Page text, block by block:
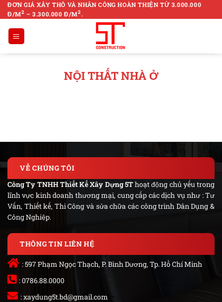
Skip
to
content
ĐƠN GIÁ XÂY THÔ VÀ NHÂN CÔNG HOÀN THIỆN TỪ 3.000.000
Đ/M2 – 3.300.000 Đ/M2.
NỘI THẤT NHÀ Ở
VỀ CHÚNG TÔI
Công Ty TNHH Thiết Kế Xây Dựng 5Thoạt động chủ yếu trong
lĩnh vực kinh doanh thương mại, cung cấp các dịch vụ như : Tư
Vấn, Thiết kế, Thi Công và sửa chữa các công trình Dân Dụng &
Công Nghiệp.
THÔNG TIN LIÊN HỆ
: 597 Phạm Ngọc Thạch, P. Bình Dương, Tp. Hồ Chí Minh
: 0786.88.0000
:xaydung5t.bd@gmail.com